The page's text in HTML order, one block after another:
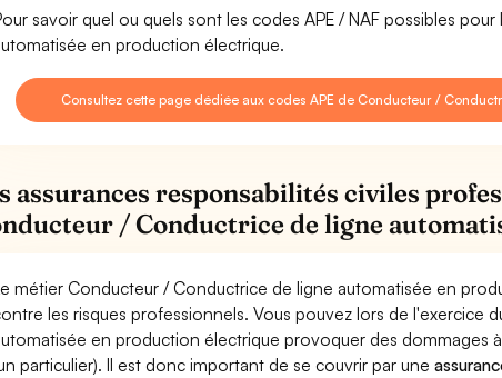
savoir quel ou quels sont les codes APE / NAF possibles
en production électrique.
Consultez cette page dédiée aux codes APE de Conducteur /
assurances responsabilités civiles
/ Conductrice de ligne
métier Conducteur / Conductrice de ligne automatisée en
les risques professionnels. Vous pouvez lors de l'exercice
en production électrique provoquer des dommages
particulier). Il est donc important de se couvrir par une